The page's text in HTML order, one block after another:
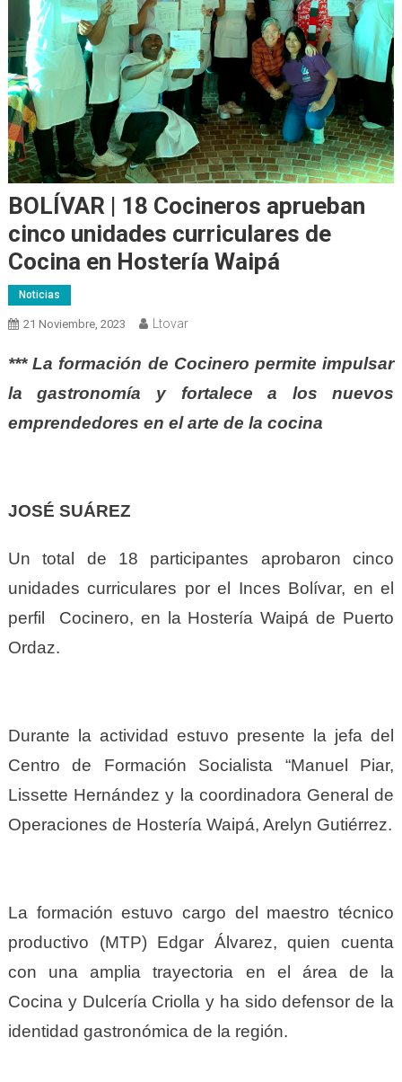
BOLÍVAR | 18 Cocineros aprueban
cinco unidades curriculares de
Cocina en Hostería Waipá
Noticias
21 Noviembre, 2023 Ltovar
*** La formación de Cocinero permite impulsar
la gastronomía y fortalece a los nuevos
emprendedores en el arte de la cocina
JOSÉ SUÁREZ
Un total de 18 participantes aprobaron cinco
unidades curriculares por el Inces Bolívar, en el
perfil Cocinero, en la Hostería Waipá de Puerto
Ordaz.
Durante la actividad estuvo presente la jefa del
Centro de Formación Socialista “Manuel Piar,
Lissette Hernández y la coordinadora General de
Operaciones de Hostería Waipá, Arelyn Gutiérrez.
La formación estuvo cargo del maestro técnico
productivo (MTP) Edgar Álvarez, quien cuenta
con una amplia trayectoria en el área de la
Cocina y Dulcería Criolla y ha sido defensor de la
identidad gastronómica de la región.